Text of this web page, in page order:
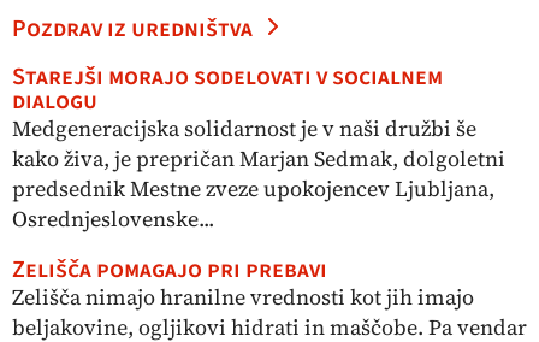
Pozdrav iz uredništva
Starejši morajo sodelovati v socialnem
dialogu
Medgeneracijska solidarnost je v naši družbi še
kako živa, je prepričan Marjan Sedmak, dolgoletni
predsednik Mestne zveze upokojencev Ljubljana,
Osrednjeslovenske...
Zelišča pomagajo pri prebavi
Zelišča nimajo hranilne vrednosti kot jih imajo
beljakovine, ogljikovi hidrati in maščobe. Pa vendar